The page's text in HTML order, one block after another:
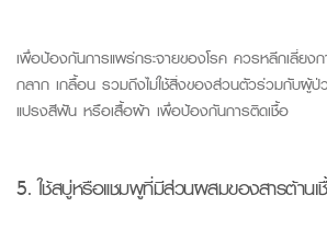
เพื่อป้องกันการแพร่กระจายของโรค ควรหลีกเลี่ย
กลาก เกลื้อน รวมถึงไม่ใช้สิ่งของส่วนตัวร่วมกับผู้ป่
แปรงสีฟัน หรือเสื้อผ้า เพื่อป้องกันการติดเชื้อ
5.ใชสบู่หรือแชมพูที่มีส่วนผสมของสารต้านเ